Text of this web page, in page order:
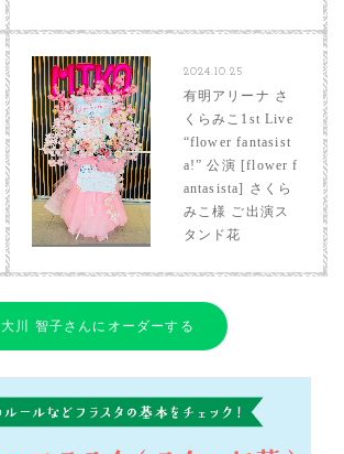
2024.10.25
有明アリーナ さ
くらみこ1st Live
“flower fantasist
a!” 公演 [flower f
antasista] さくら
みこ様 ご出演ス
タンド花
大川 智子さんにオーダーする